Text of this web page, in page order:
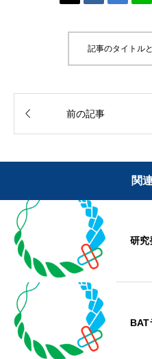
記事のタイトル
 前の記事
関
研究
BAT